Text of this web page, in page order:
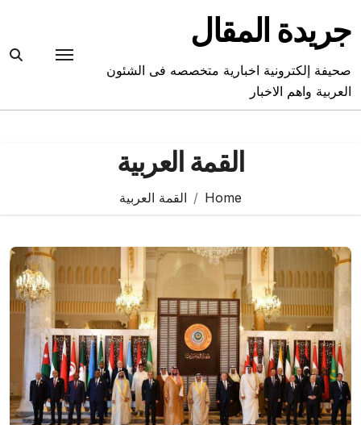
content
جريدة المقال
صحيفة إلكترونية اخبارية متخصصه فى الشئون
العربية واهم الاخبار
القمة العربية
Home القمة العربية